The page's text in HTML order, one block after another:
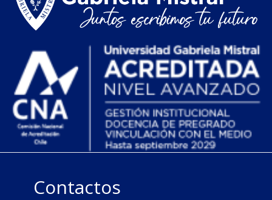
Contactos